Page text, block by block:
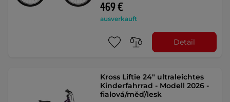
469 €
ausverkauft
Detail
Kross Liftie 24" ultraleichtes
Kinderfahrrad - Modell 2026 -
fialová/měď/lesk